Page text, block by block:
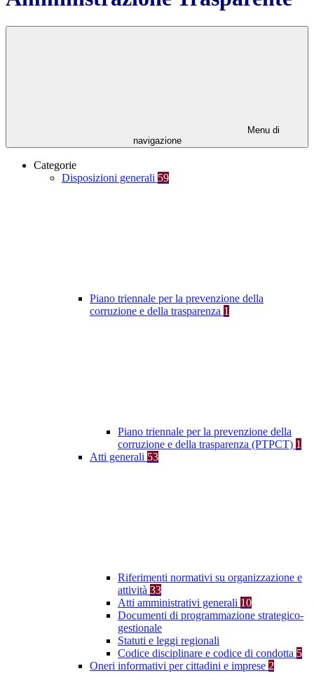
Menu di
navigazione
Categorie
Disposizioni generali 59
Piano triennale per la prevenzione della
corruzione e della trasparenza 1
Piano triennale per la prevenzione della
corruzione e della trasparenza (PTPCT) 1
Atti generali 53
Riferimenti normativi su organizzazione e
attività 33
Atti amministrativi generali 10
Documenti di programmazione strategico-
gestionale
Statuti e leggi regionali
Codice disciplinare e codice di condotta 5
Oneri informativi per cittadini e imprese 2